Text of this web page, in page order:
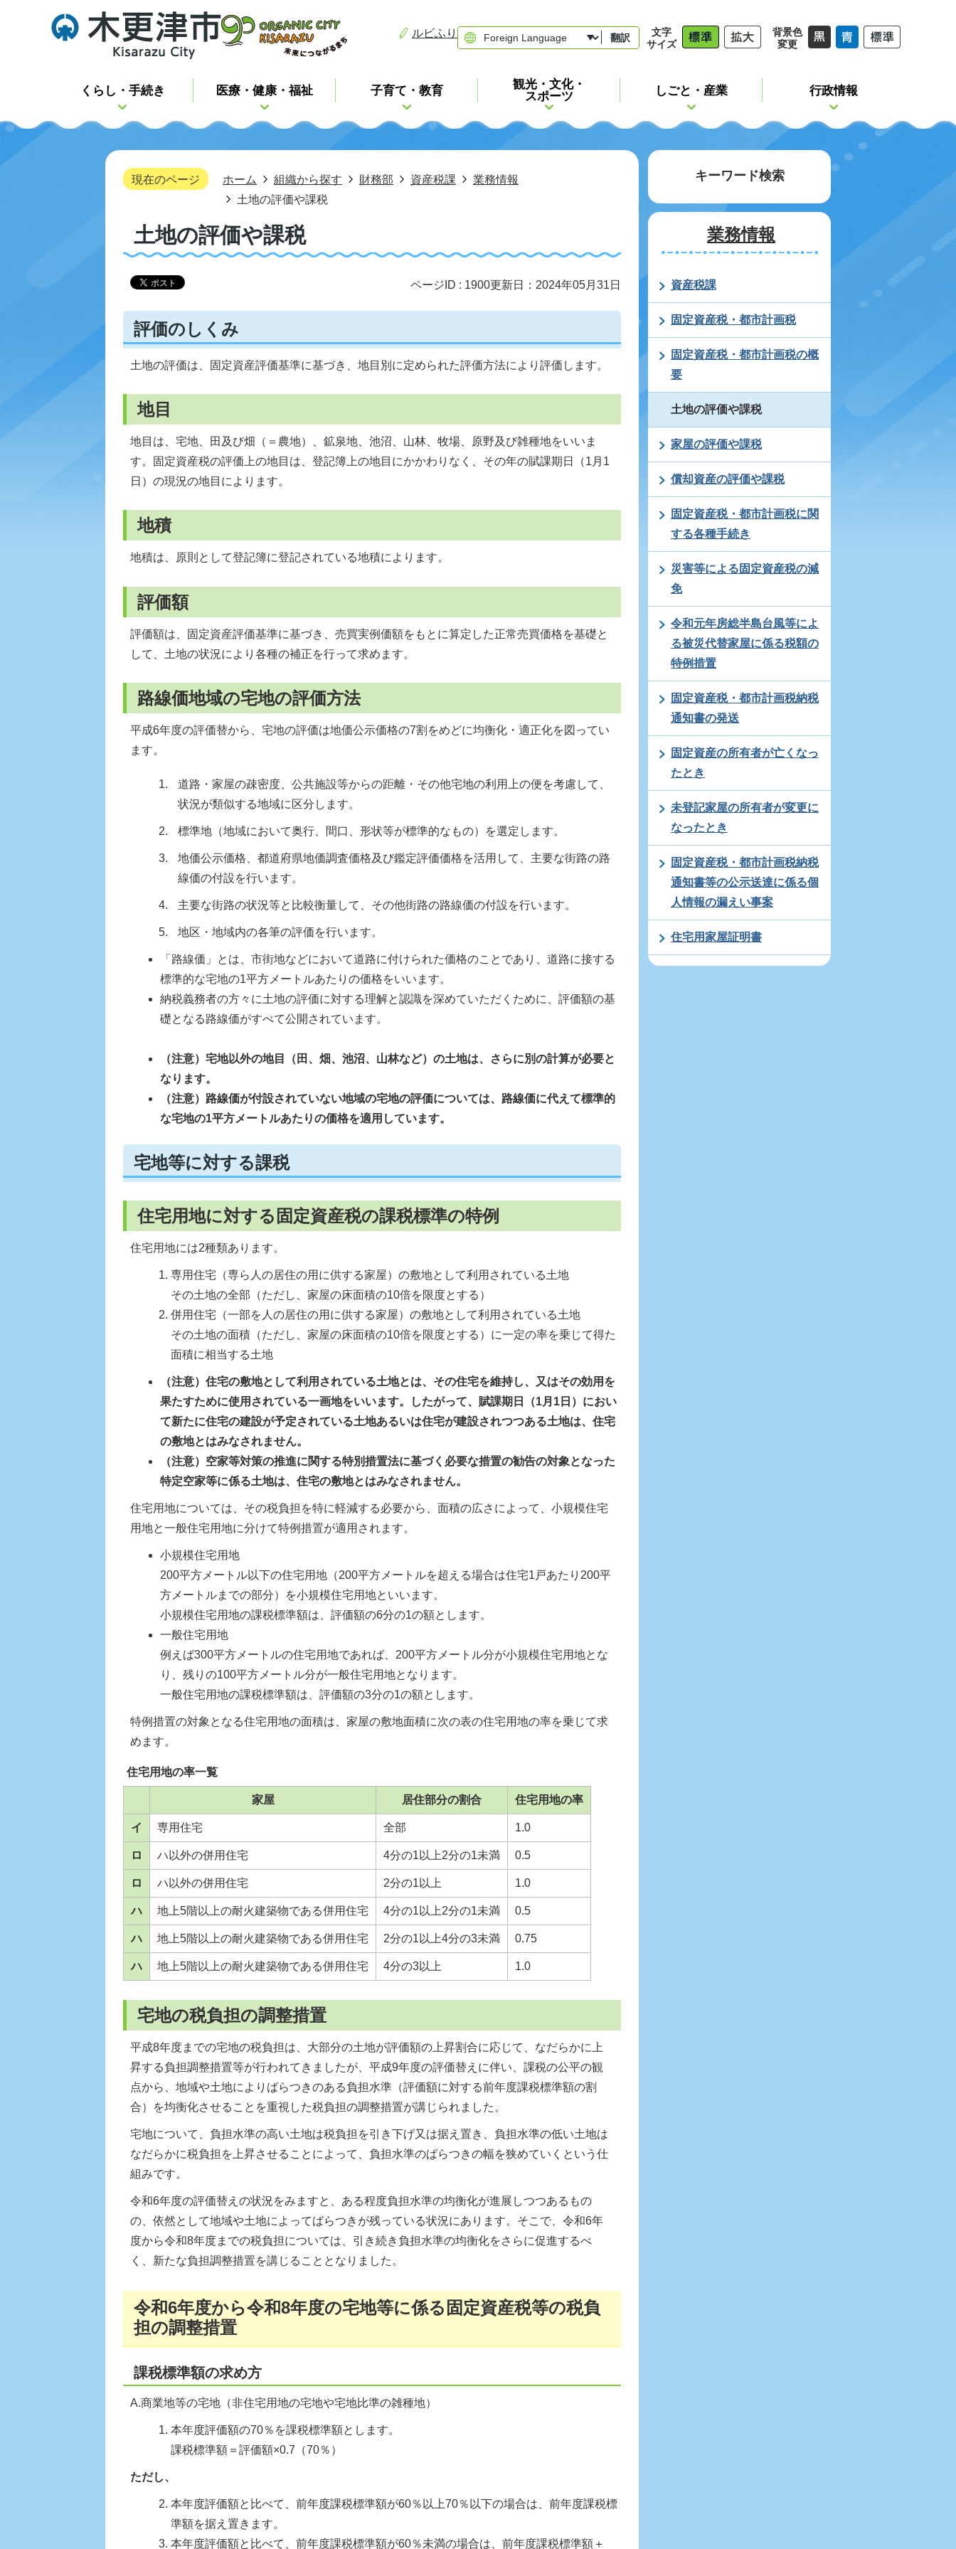
ルビふり 翻訳
文字
サイズ
背景色
変更
くらし・手続き 医療・健康・福祉 子育て・教育
観光・文化・
スポーツ
しごと・産業 行政情報
現在のページ ホーム 組織から探す 財務部 資産税課
業務情報
土地の評価や課税
土地の評価や課税
ページID : 1900更新日：2024年05月31日
評価のしくみ
土地の評価は、固定資産評価基準に基づき、地目別に定められた評価方法により評価します。
地目
地目は、宅地、田及び畑（＝農地）、鉱泉地、池沼、山林、牧場、原野及び雑種地をいいま
す。固定資産税の評価上の地目は、登記簿上の地目にかかわりなく、その年の賦課期日（1月1
日）の現況の地目によります。
地積
地積は、原則として登記簿に登記されている地積によります。
評価額
評価額は、固定資産評価基準に基づき、売買実例価額をもとに算定した正常売買価格を基礎と
して、土地の状況により各種の補正を行って求めます。
路線価地域の宅地の評価方法
平成6年度の評価替から、宅地の評価は地価公示価格の7割をめどに均衡化・適正化を図ってい
ます。
道路・家屋の疎密度、公共施設等からの距離・その他宅地の利用上の便を考慮して、
状況が類似する地域に区分します。
標準地（地域において奥行、間口、形状等が標準的なもの）を選定します。
地価公示価格、都道府県地価調査価格及び鑑定評価価格を活用して、主要な街路の路
線価の付設を行います。
主要な街路の状況等と比較衡量して、その他街路の路線価の付設を行います。
地区・地域内の各筆の評価を行います。
「路線価」とは、市街地などにおいて道路に付けられた価格のことであり、道路に接する
標準的な宅地の1平方メートルあたりの価格をいいます。
納税義務者の方々に土地の評価に対する理解と認識を深めていただくために、評価額の基
礎となる路線価がすべて公開されています。
（注意）宅地以外の地目（田、畑、池沼、山林など）の土地は、さらに別の計算が必要と
なります。
（注意）路線価が付設されていない地域の宅地の評価については、路線価に代えて標準的
な宅地の1平方メートルあたりの価格を適用しています。
宅地等に対する課税
住宅用地に対する固定資産税の課税標準の特例
住宅用地には2種類あります。
専用住宅（専ら人の居住の用に供する家屋）の敷地として利用されている土地
その土地の全部（ただし、家屋の床面積の10倍を限度とする）
併用住宅（一部を人の居住の用に供する家屋）の敷地として利用されている土地
その土地の面積（ただし、家屋の床面積の10倍を限度とする）に一定の率を乗じて得た
面積に相当する土地
（注意）住宅の敷地として利用されている土地とは、その住宅を維持し、又はその効用を
果たすために使用されている一画地をいいます。したがって、賦課期日（1月1日）におい
て新たに住宅の建設が予定されている土地あるいは住宅が建設されつつある土地は、住宅
の敷地とはみなされません。
（注意）空家等対策の推進に関する特別措置法に基づく必要な措置の勧告の対象となった
特定空家等に係る土地は、住宅の敷地とはみなされません。
住宅用地については、その税負担を特に軽減する必要から、面積の広さによって、小規模住宅
用地と一般住宅用地に分けて特例措置が適用されます。
小規模住宅用地
200平方メートル以下の住宅用地（200平方メートルを超える場合は住宅1戸あたり200平
方メートルまでの部分）を小規模住宅用地といいます。
小規模住宅用地の課税標準額は、評価額の6分の1の額とします。
一般住宅用地
例えば300平方メートルの住宅用地であれば、200平方メートル分が小規模住宅用地とな
り、残りの100平方メートル分が一般住宅用地となります。
一般住宅用地の課税標準額は、評価額の3分の1の額とします。
特例措置の対象となる住宅用地の面積は、家屋の敷地面積に次の表の住宅用地の率を乗じて求
めます。
住宅用地の率一覧
家屋 居住部分の割合 住宅用地の率
イ 専用住宅 全部 1.0
ロ ハ以外の併用住宅 4分の1以上2分の1未満 0.5
ロ ハ以外の併用住宅 2分の1以上 1.0
ハ 地上5階以上の耐火建築物である併用住宅 4分の1以上2分の1未満 0.5
ハ 地上5階以上の耐火建築物である併用住宅 2分の1以上4分の3未満 0.75
ハ 地上5階以上の耐火建築物である併用住宅 4分の3以上 1.0
宅地の税負担の調整措置
平成8年度までの宅地の税負担は、大部分の土地が評価額の上昇割合に応じて、なだらかに上
昇する負担調整措置等が行われてきましたが、平成9年度の評価替えに伴い、課税の公平の観
点から、地域や土地によりばらつきのある負担水準（評価額に対する前年度課税標準額の割
合）を均衡化させることを重視した税負担の調整措置が講じられました。
宅地について、負担水準の高い土地は税負担を引き下げ又は据え置き、負担水準の低い土地は
なだらかに税負担を上昇させることによって、負担水準のばらつきの幅を狭めていくという仕
組みです。
令和6年度の評価替えの状況をみますと、ある程度負担水準の均衡化が進展しつつあるもの
の、依然として地域や土地によってばらつきが残っている状況にあります。そこで、令和6年
度から令和8年度までの税負担については、引き続き負担水準の均衡化をさらに促進するべ
く、新たな負担調整措置を講じることとなりました。
令和6年度から令和8年度の宅地等に係る固定資産税等の税負
担の調整措置
課税標準額の求め方
A.商業地等の宅地（非住宅用地の宅地や宅地比準の雑種地）
本年度評価額の70％を課税標準額とします。
課税標準額＝評価額×0.7（70％）
ただし、
本年度評価額と比べて、前年度課税標準額が60％以上70％以下の場合は、前年度課税標
準額を据え置きます。
本年度評価額と比べて、前年度課税標準額が60％未満の場合は、前年度課税標準額＋
キーワード検索
業務情報
資産税課
固定資産税・都市計画税
固定資産税・都市計画税の概
要
土地の評価や課税
家屋の評価や課税
償却資産の評価や課税
固定資産税・都市計画税に関
する各種手続き
災害等による固定資産税の減
免
令和元年房総半島台風等によ
る被災代替家屋に係る税額の
特例措置
固定資産税・都市計画税納税
通知書の発送
固定資産の所有者が亡くなっ
たとき
未登記家屋の所有者が変更に
なったとき
固定資産税・都市計画税納税
通知書等の公示送達に係る個
人情報の漏えい事案
住宅用家屋証明書